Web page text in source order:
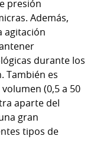
presión
Además,
agitación
durante los
También es
(0,5 a 50
aparte del
gran
tipos de